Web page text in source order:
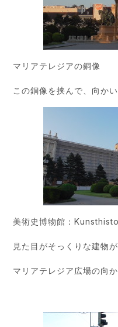
マリアテレジアの銅像
この銅像を挟んで、向か
美術史博物館：
見た目がそっくりな建物
マリアテレジア広場の向